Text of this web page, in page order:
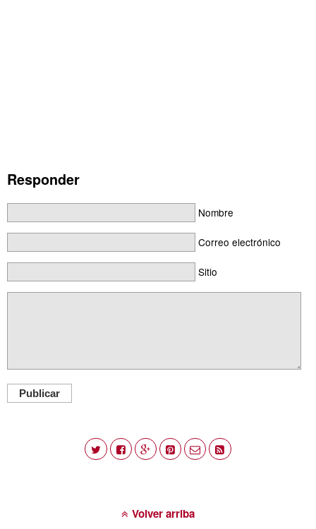
Responder
Nombre
Correo electrónico
Sitio
Publicar
Volver arriba